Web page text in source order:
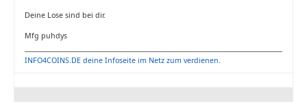
Deine Lose sind bei dir.
Mfg puhdys
INFO4COINS.DE deine Infoseite im Netz zum verdienen.